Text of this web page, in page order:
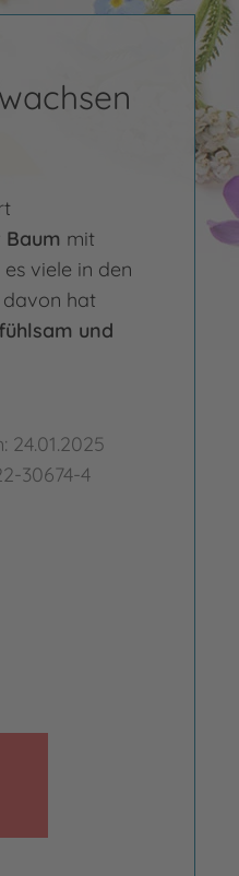
mit
viele in den
davon hat
und
24.01.2025
30674-4